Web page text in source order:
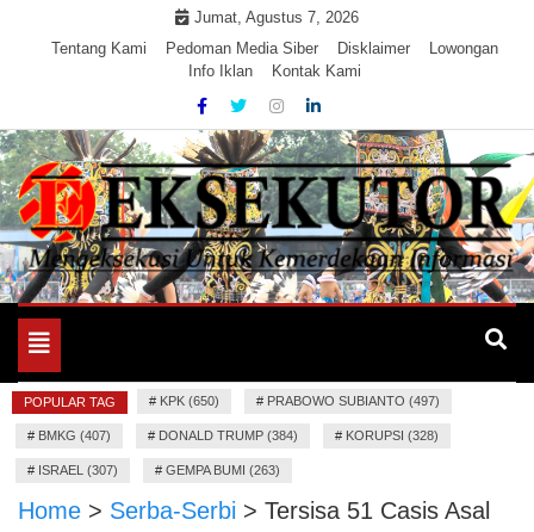
Jumat, Agustus 7, 2026
Tentang Kami
Pedoman Media Siber Disklaimer
Lowongan
Info Iklan
Kontak Kami
EKSEKUTOR
Mengeksekusi Berita Untuk Kemerdekaan dan Keadilan
Toggle
navigation
POPULAR TAG # KPK (650) # PRABOWO SUBIANTO (497)
# BMKG (407) # DONALD TRUMP (384) # KORUPSI (328)
# ISRAEL (307) # GEMPA BUMI (263)
Home > Serba-Serbi > Tersisa 51 Casis Asal